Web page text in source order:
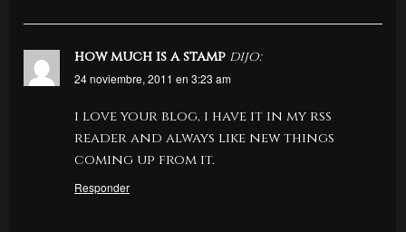
how much is a stamp dijo:
24 noviembre, 2011 en 3:23 am
i love your blog, i have it in my rss
reader and always like new things
coming up from it.
Responder